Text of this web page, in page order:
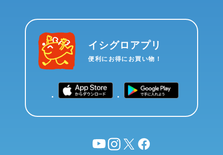
イシグロアプリ
便利にお得にお買い物！
YouTubeinstagram
X facebook